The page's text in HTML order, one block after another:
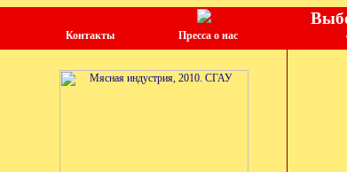
Контакты Пресса о нас